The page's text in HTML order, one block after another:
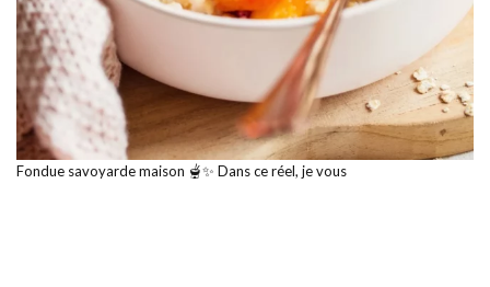
Fondue savoyarde maison 🫕✨ Dans ce réel, je vous